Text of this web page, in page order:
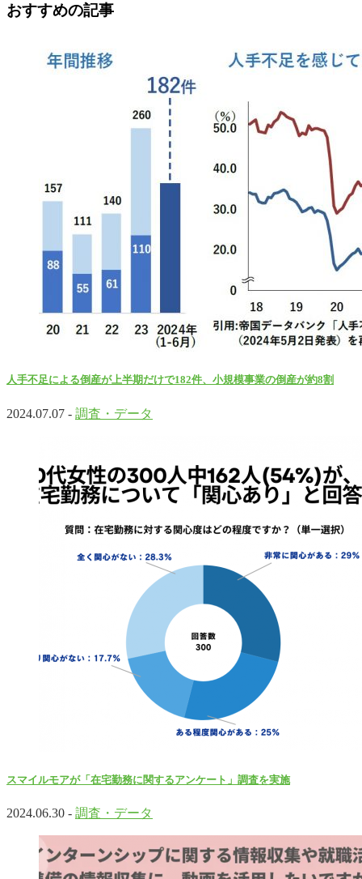
おすすめの記事
人手不足による倒産が上半期だけで182件、小規模事業の倒産が約8割
2024.07.07 - 調査・データ
スマイルモアが「在宅勤務に関するアンケート」調査を実施
2024.06.30 - 調査・データ